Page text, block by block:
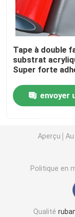
double bande
Ruban
Blocs chauds
Plat
Ruban de
Ruban
Tape à double
substrat
Super forte
envoyer
Aperçu
Politique en
Qualité